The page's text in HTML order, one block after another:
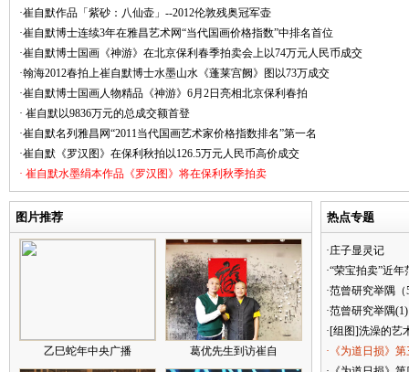
·崔自默作品「紫砂：八仙壶」--2012伦敦残奥冠军壶
·崔自默博士连续3年在雅昌艺术网“当代国画价格指数”中排名首位
·崔自默博士国画《神游》在北京保利春季拍卖会上以74万元人民币成交
·翰海2012春拍上崔自默博士水墨山水《蓬莱宫阙》图以73万成交
·崔自默博士国画人物精品《神游》6月2日亮相北京保利春拍
· 崔自默以9836万元的总成交额首登
·崔自默名列雅昌网“2011当代国画艺术家价格指数排名”第一名
·崔自默《罗汉图》在保利秋拍以126.5万元人民币高价成交
· 崔自默水墨绢本作品《罗汉图》将在保利秋季拍卖
图片推荐
乙巳蛇年中央广播 葛优先生到访崔自
热点专题
·庄子显灵记
·“荣宝拍卖”近
·范曾研究举隅（
·范曾研究举隅(1)
·[组图]洗澡的艺
·《为道日损》